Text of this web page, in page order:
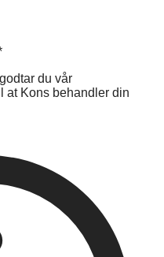
du vår
at Kons behandler din